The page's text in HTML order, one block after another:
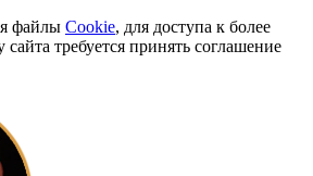
файлы Cookie, для доступа к более
требуется принять соглашение